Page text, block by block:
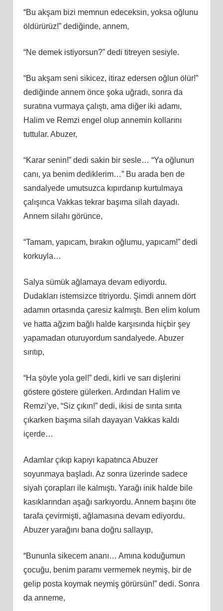
“Bu akşam bizi memnun edeceksin, yoksa oğlunu
öldürürüz!” dediğinde, annem,
“Ne demek istiyorsun?” dedi titreyen sesiyle.
“Bu akşam seni sikicez, itiraz edersen oğlun ölür!”
dediğinde annem önce şoka uğradı, sonra da
suratına vurmaya çalıştı, ama diğer iki adamı,
Halim ve Remzi engel olup annemin kollarını
tuttular. Abuzer,
“Karar senin!” dedi sakin bir sesle… “Ya oğlunun
canı, ya benim dediklerim…” Bu arada ben de
sandalyede umutsuzca kıpırdanıp kurtulmaya
çalışınca Vakkas tekrar başıma silah dayadı.
Annem silahı görünce,
“Tamam, yapıcam, bırakın oğlumu, yapıcam!” dedi
korkuyla…
Salya sümük ağlamaya devam ediyordu.
Dudakları istemsizce titriyordu. Şimdi annem dört
adamın ortasında çaresiz kalmıştı. Ben elim kolum
ve hatta ağzım bağlı halde karşısında hiçbir şey
yapamadan oturuyordum sandalyede. Abuzer
sırıtıp,
“Ha şöyle yola gel!” dedi, kirli ve sarı dişlerini
göstere göstere gülerken. Ardından Halim ve
Remzi’ye, “Siz çıkın!” dedi, ikisi de sırıta sırıta
çıkarken başıma silah dayayan Vakkas kaldı
içerde…
Adamlar çıkıp kapıyı kapatınca Abuzer
soyunmaya başladı. Az sonra üzerinde sadece
siyah çorapları ile kalmıştı. Yarağı inik halde bile
kasıklarından aşağı sarkıyordu. Annem başını öte
tarafa çevirmişti, ağlamasına devam ediyordu.
Abuzer yarağını bana doğru sallayıp,
“Bununla sikecem ananı… Amına koduğumun
çocuğu, benim paramı vermemek neymiş, bir de
gelip posta koymak neymiş görürsün!” dedi. Sonra
da anneme,